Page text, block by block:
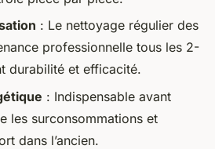
: Le nettoyage régulier des
professionnelle tous les 2-
durabilité et efficacité.
: Indispensable avant
les surconsommations et
dans l’ancien.